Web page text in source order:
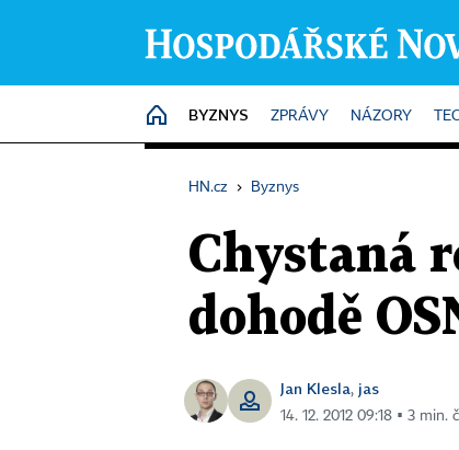
HOME
BYZNYS ZPRÁVY NÁZORY
HN.cz › Byznys
Chystaná
dohodě
Jan Klesla, jas
14. 12. 2012 09:18 ▪ 3 min.